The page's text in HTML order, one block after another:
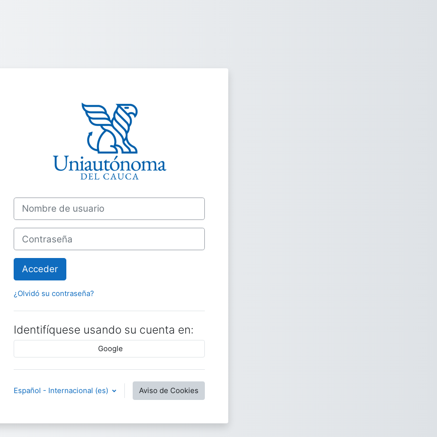
Entrar a Autónoma Virtual
Nombre de usuario
Contraseña
Acceder
¿Olvidó su contraseña?
Identifíquese usando su cuenta en:
Google
Español - Internacional ‎(es)‎ Aviso de Cookies